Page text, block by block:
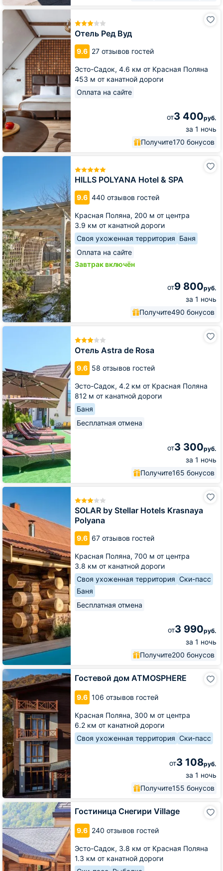
Отель Ред Вуд
9.6 27 отзывов гостей
Эсто-Садок, 4.6 км от Красная Поляна
453 м от канатной дороги
Оплата на сайте
от3 400руб.
за 1 ночь
Получите170 бонусов
Отель
HILLS POLYANA Hotel & SPA
9.6 440 отзывов гостей
Красная Поляна, 200 м от центра
3.9 км от канатной дороги
Своя ухоженная территория Баня
Оплата на сайте
Завтрак включён
от9 800руб.
за 1 ночь
Получите490 бонусов
HILLS
Отель Astra de Rosa
9.6 58 отзывов гостей
Эсто-Садок, 4.2 км от Красная Поляна
812 м от канатной дороги
Баня
Бесплатная отмена
от3 300руб.
за 1 ночь
Получите165 бонусов
Отель
SOLAR by Stellar Hotels Krasnaya
Polyana
9.6 67 отзывов гостей
Красная Поляна, 700 м от центра
3.8 км от канатной дороги
Своя ухоженная территория Ски-пасс
Баня
Бесплатная отмена
от3 990руб.
за 1 ночь
Получите200 бонусов
SOLAR
Stellar
Hotels
Krasnaya
Polyana
Гостевой дом ATMOSPHERE
9.6 106 отзывов гостей
Красная Поляна, 300 м от центра
6.2 км от канатной дороги
Своя ухоженная территория Ски-пасс
от3 108руб.
за 1 ночь
Получите155 бонусов
Гостевой
дом
ATMOSPHERE
Гостиница Снегири Village
9.6 240 отзывов гостей
Эсто-Садок, 3.8 км от Красная Поляна
1.3 км от канатной дороги
Гостиница
Снегири
Village